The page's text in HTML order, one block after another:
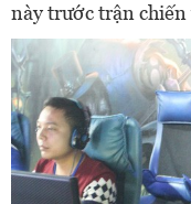
này trước trận